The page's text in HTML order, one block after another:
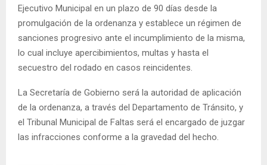
Ejecutivo Municipal en un plazo de 90 días desde la
promulgación de la ordenanza y establece un régimen de
sanciones progresivo ante el incumplimiento de la misma,
lo cual incluye apercibimientos, multas y hasta el
secuestro del rodado en casos reincidentes.
La Secretaría de Gobierno será la autoridad de aplicación
de la ordenanza, a través del Departamento de Tránsito, y
el Tribunal Municipal de Faltas será el encargado de juzgar
las infracciones conforme a la gravedad del hecho.